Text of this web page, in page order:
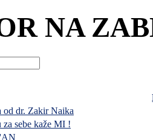
NA
dr. Zakir Naika
sebe kaže MI !